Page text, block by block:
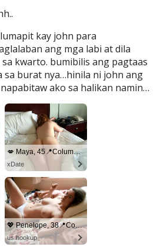
kay john para
ang mga labi at dila
kwarto. bumibilis ang pagtaas
sa burat nya…hinila ni john ang
ako sa halikan namin…